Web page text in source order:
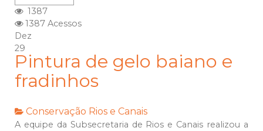
1387
1387 Acessos
Dez
29
Pintura de gelo baiano e
fradinhos
Conservação Rios e Canais
A equipe da Subsecretaria de Rios e Canais realizou a